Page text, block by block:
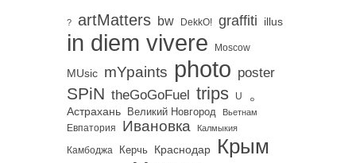
? artMatters bw DekkO! graffiti illus
in diem vivere Moscow
MUsic mYpaints photo poster
SPiN theGoGoFuel trips U 。
Астрахань Великий Новгород Вьетнам
Евпатория Ивановка Калмыкия
Камбоджа Керчь Краснодар Крым